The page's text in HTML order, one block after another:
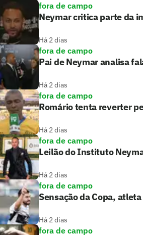
fora de campo
Neymar critica parte da
Há 2 dias
fora de campo
Pai de Neymar analisa
Há 2 dias
fora de campo
Romário tenta reverter
Há 2 dias
fora de campo
Leilão do Instituto
Há 2 dias
fora de campo
Sensação da Copa,
Há 2 dias
fora de campo